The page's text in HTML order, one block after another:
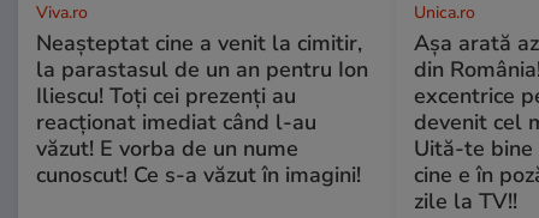
Viva.ro
Neașteptat cine a venit la cimitir,
la parastasul de un an pentru Ion
Iliescu! Toți cei prezenți au
reacționat imediat când l-au
văzut! E vorba de un nume
cunoscut! Ce s-a văzut în imagini!
Unica.ro
Așa arată
din
excentrice
devenit cel
Uită-te bine
cine e în
zile la TV!!